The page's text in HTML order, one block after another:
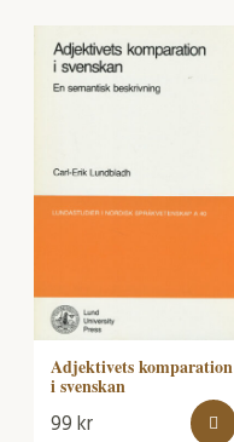
Adjektivets komparation
i svenskan
99kr